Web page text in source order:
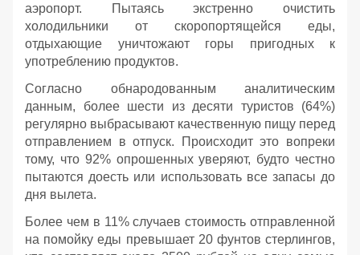
аэропорт. Пытаясь экстренно очистить
холодильники от скоропортящейся еды,
отдыхающие уничтожают горы пригодных к
употреблению продуктов.
Согласно обнародованным аналитическим
данным, более шести из десяти туристов (64%)
регулярно выбрасывают качественную пищу перед
отправлением в отпуск. Происходит это вопреки
тому, что 92% опрошенных уверяют, будто честно
пытаются доесть или использовать все запасы до
дня вылета.
Более чем в 11% случаев стоимость отправленной
на помойку еды превышает 20 фунтов стерлингов,